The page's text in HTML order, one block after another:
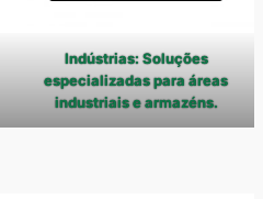
Indústrias: Soluções
especializadas para áreas
industriais e armazéns.